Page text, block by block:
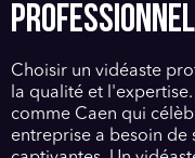
Choisir un vidéaste
la qualité et
comme Caen qui
entreprise a besoin de